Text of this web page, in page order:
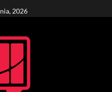
2026